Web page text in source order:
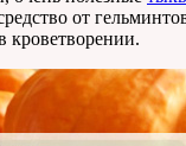
от
кроветворении.